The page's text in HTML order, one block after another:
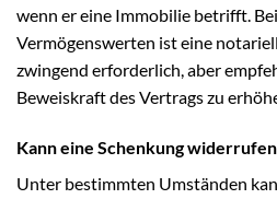
wenn er eine Immobilie betrifft.
Vermögenswerten ist eine
zwingend erforderlich, aber
Beweiskraft des Vertrags zu
Kann eine Schenkung
Unter bestimmten Umständen